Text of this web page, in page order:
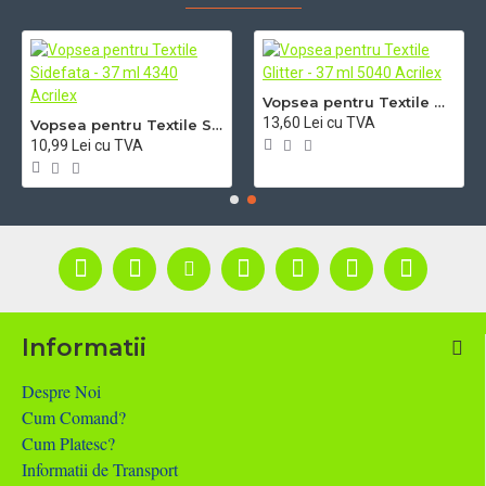
Vopsea pentru Textile Sidefata - 37 ml 4340 Acrilex
10,99 Lei cu TVA
Vopsea pentru Textile Glitter - 37 ml 5040 Acrilex
13,60 Lei cu TVA
Informatii
Despre Noi
Cum Comand?
Cum Platesc?
Informatii de Transport